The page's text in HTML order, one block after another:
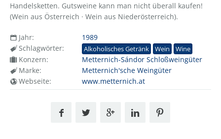
Handelsketten. Gutsweine kann man nicht überall kaufen!
(Wein aus Österreich · Wein aus Niederösterreich).
Jahr:
1989
Schlagwörter:
Alkoholisches Getränk Wein Wine
Konzern:
Metternich-Sándor Schloßweingüter
Marke:
Metternich'sche Weingüter
Webseite:
www.metternich.at